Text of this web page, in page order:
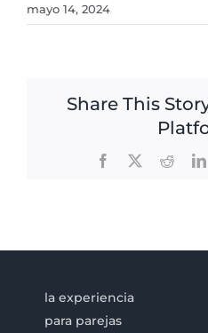
mayo 14, 2024
Share This
Facebook Reddit
la experiencia
para parejas